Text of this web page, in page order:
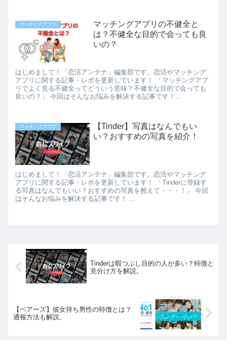
マッチングアプリ
マッチングアプリの不健全と
は？不健全な目的で会っても良
いの？
はじめまして！「恋活アンテナ」編集部です。恋活やマッチング
アプリに関する記事・レポを更新しています！ 「マッチングアプ
リでよく見る不健全ってどういう意味？不健全な目的で会っても
良いの？」 今回はそんなお悩みを解決する記事です！...
マッチングアプリ
【Tinder】写真はなんでもい
い？おすすめの写真を紹介！
はじめまして！「恋活アンテナ」編集部です。恋活やマッチング
アプリに関する記事・レポを更新しています！ 「Tinderに登録す
る写真はなんでもいい？おすすめの写真を教えて・・・！」 今回
はそんなお悩みを解決する記事です！ ...
Tinderは暇つぶし目的の人が多い？特徴と
見分け方を解説。
【ペアーズ】彼女持ち男性の特徴とは？
通報方法も解説。